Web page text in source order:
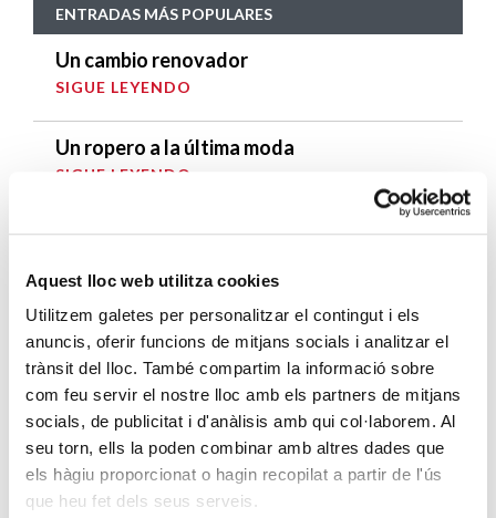
Aquest lloc web utilitza cookies
Utilitzem galetes per personalitzar el contingut i els
anuncis, oferir funcions de mitjans socials i analitzar el
trànsit del lloc. També compartim la informació sobre
com feu servir el nostre lloc amb els partners de mitjans
socials, de publicitat i d'anàlisis amb qui col·laborem. Al
seu torn, ells la poden combinar amb altres dades que
els hàgiu proporcionat o hagin recopilat a partir de l'ús
que heu fet dels seus serveis.
ENTRADAS MÁS POPULARES
Un cambio renovador
SIGUE LEYENDO
Un ropero a la última moda
SIGUE LEYENDO
Mucho más que comer
Endulzando la vida de los más pequeños
SIGUE LEYENDO
ENTRADAS RELACIONADAS
Manifiesto para el día internacional del
voluntariado